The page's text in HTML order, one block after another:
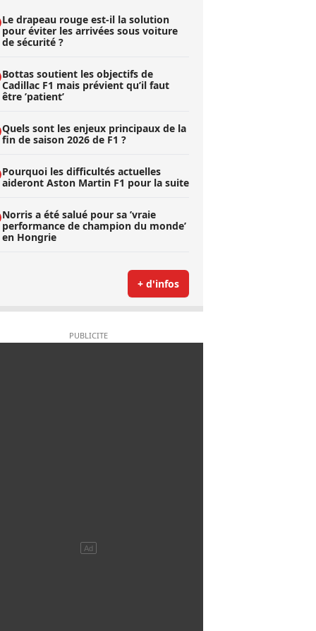
Le drapeau rouge est-il la solution
pour éviter les arrivées sous voiture
de sécurité ?
Bottas soutient les objectifs de
Cadillac F1 mais prévient qu’il faut
être ’patient’
Quels sont les enjeux principaux de la
fin de saison 2026 de F1 ?
Pourquoi les difficultés actuelles
aideront Aston Martin F1 pour la suite
Norris a été salué pour sa ’vraie
performance de champion du monde’
en Hongrie
+ d'infos